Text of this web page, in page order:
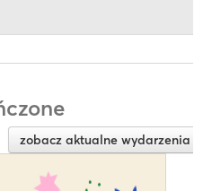
zobacz aktualne wydarzenia